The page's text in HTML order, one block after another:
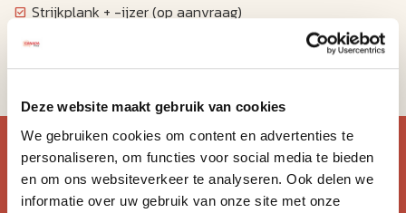
Deze website maakt gebruik van cookies
We gebruiken cookies om content en advertenties te
personaliseren, om functies voor social media te bieden
en om ons websiteverkeer te analyseren. Ook delen we
informatie over uw gebruik van onze site met onze
Strijkplank + -ijzer (op aanvraag)
Magnetron (op aanvraag)
Koelkast (op aanvraag, tegen betaling)
Blijf op de hoogte van de
mooiste reizen.